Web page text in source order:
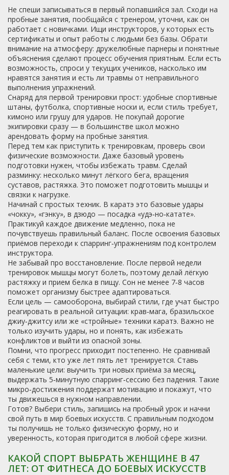
Не спеши записываться в первый попавшийся зал. Сходи на
пробные занятия, пообщайся с тренером, уточни, как он
работает с новичками. Ищи инструкторов, у которых есть
сертификаты и опыт работы с людьми без базы. Обрати
внимание на атмосферу: дружелюбные парнеры и понятные
объяснения сделают процесс обучения приятным. Если есть
возможность, спроси у текущих учеников, насколько им
нравятся занятия и есть ли травмы от неправильного
выполнения упражнений.
Снаряд для первой тренировки прост: удобные спортивные
штаны, футболка, спортивные носки и, если стиль требует,
кимоно или грушу для ударов. Не покупай дорогие
экипировки сразу — в большинстве школ можно
арендовать форму на пробные занятия.
Перед тем как приступить к тренировкам, проверь свои
физические возможности. Даже базовый уровень
подготовки нужен, чтобы избежать травм. Сделай
разминку: несколько минут лёгкого бега, вращения
суставов, растяжка. Это поможет подготовить мышцы и
связки к нагрузке.
Начинай с простых техник. В каратэ это базовые удары
«чокку», «гэнку», в дзюдо — посадка «удэ‑но‑катате».
Практикуй каждое движение медленно, пока не
почувствуешь правильный баланс. После освоения базовых
приёмов переходи к спарринг‑упражнениям под контролем
инструктора.
Не забывай про восстановление. После первой недели
тренировок мышцы могут болеть, поэтому делай лёгкую
растяжку и прием белка в пищу. Сон не менее 7‑8 часов
поможет организму быстрее адаптироваться.
Если цель — самооборона, выбирай стили, где учат быстро
реагировать в реальной ситуации: крав‑мага, бразильское
джиу‑джитсу или же «стройные» техники каратэ. Важно не
только изучить удары, но и понять, как избежать
конфликтов и выйти из опасной зоны.
Помни, что прогресс приходит постепенно. Не сравнивай
себя с теми, кто уже лет пять лет тренируется. Ставь
маленькие цели: выучить три новых приёма за месяц,
выдержать 5‑минутную спарринг‑сессию без падения. Такие
микро‑достижения поддержат мотивацию и покажут, что
ты движешься в нужном направлении.
Готов? Выбери стиль, запишись на пробный урок и начни
свой путь в мир боевых искусств. С правильным подходом
ты получишь не только физическую форму, но и
уверенность, которая пригодится в любой сфере жизни.
КАКОЙ СПОРТ ВЫБРАТЬ ЖЕНЩИНЕ В 47
ЛЕТ: ОТ ФИТНЕСА ДО БОЕВЫХ ИСКУССТВ